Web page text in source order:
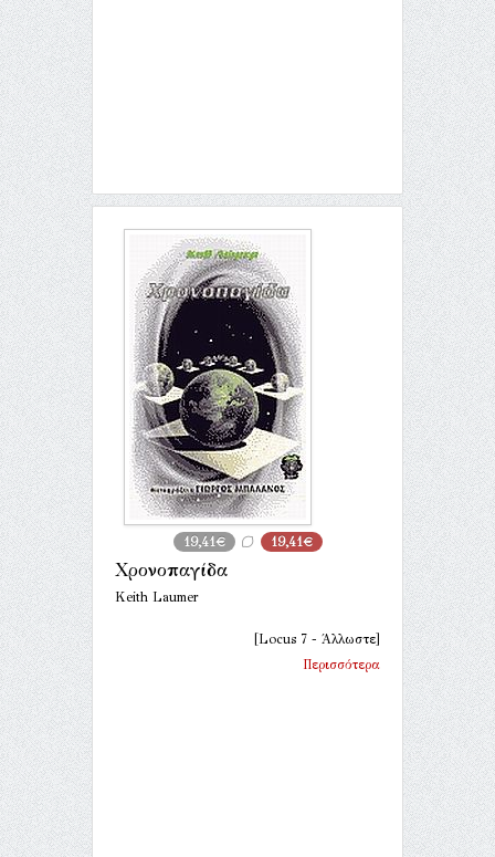
19,41€ 19,41€
Χρονοπαγίδα
Keith Laumer
[Locus 7 - Άλλωστε]
Περισσότερα